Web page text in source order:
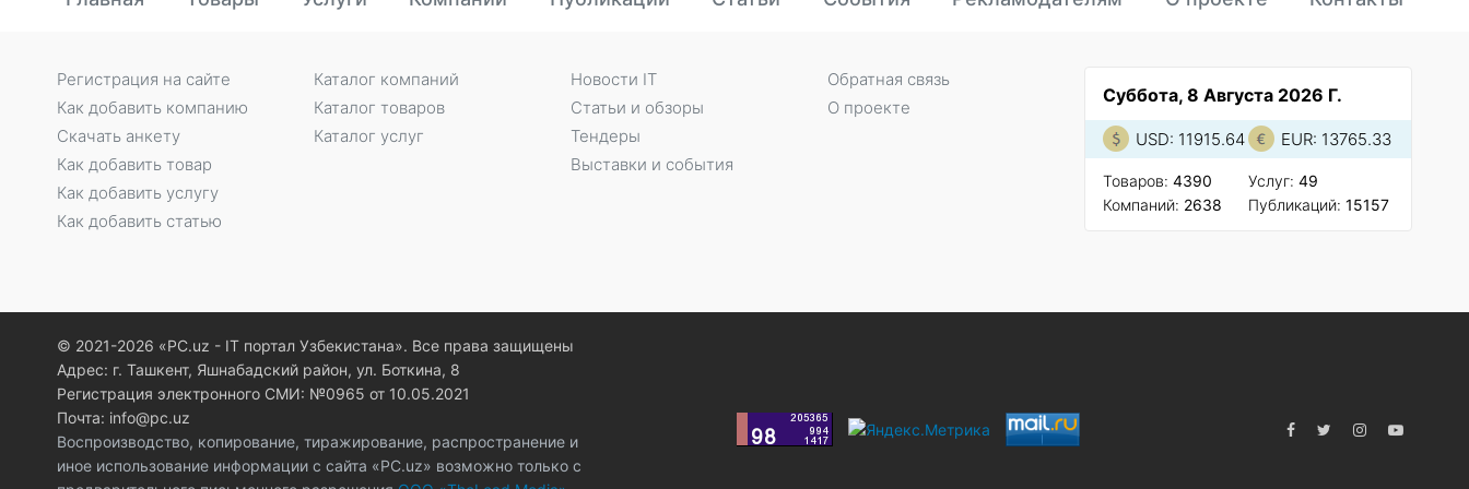
Суббота, 8 Августа 2026 Г.
USD: 11915.64 EUR: 13765.33
Товаров: 4390
Компаний: 2638
Услуг: 49
Публикаций: 15157
Регистрация на сайте
Как добавить компанию
Скачать анкету
Как добавить товар
Как добавить услугу
Как добавить статью
Каталог компаний
Каталог товаров
Каталог услуг
Новости IT
Статьи и обзоры
Тендеры
Выставки и события
Обратная связь
О проекте
© 2021-2026 «PC.uz - IT портал Узбекистана». Все права защищены
Адрес: г. Ташкент, Яшнабадский район, ул. Боткина, 8
Регистрация электронного СМИ: №0965 от 10.05.2021
Почта: info@pc.uz
Воспроизводство, копирование, тиражирование, распространение и
иное использование информации с сайта «PC.uz» возможно только с